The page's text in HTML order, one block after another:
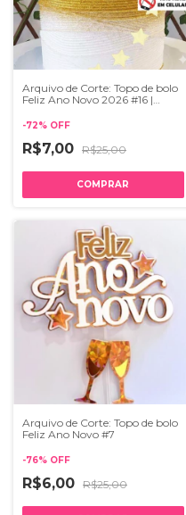
Arquivo de Corte: Topo de bolo
Feliz Ano Novo 2026 #16 |
-72% OFF
R$7,00 R$25,00
Arquivo de Corte: Topo de bolo
Feliz Ano Novo #7
-76% OFF
R$6,00 R$25,00